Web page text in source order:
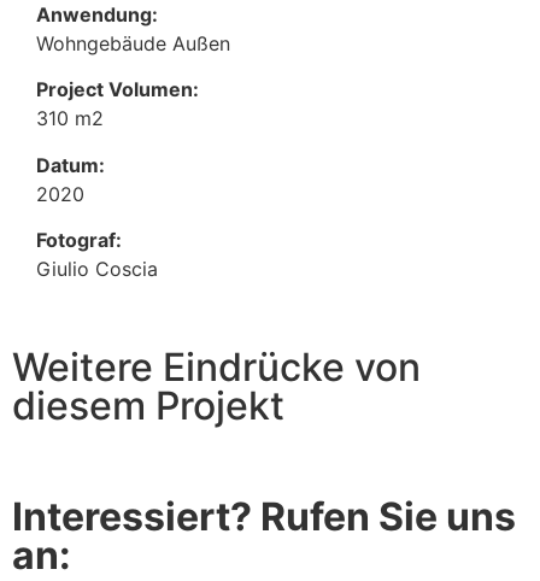
Anwendung:
Wohngebäude Außen
Project Volumen:
310 m2
Datum:
2020
Fotograf:
Giulio Coscia
Weitere Eindrücke von
diesem Projekt
Interessiert? Rufen Sie uns
an: